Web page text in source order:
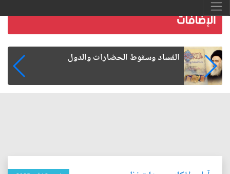
رواتب الموظفين على صفيح ساخن